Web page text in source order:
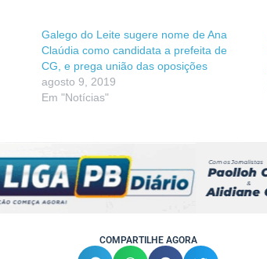
Galego do Leite sugere nome de Ana
Claúdia como candidata a prefeita de
CG, e prega união das oposições
agosto 9, 2019
Em "Notícias"
COMPARTILHE AGORA